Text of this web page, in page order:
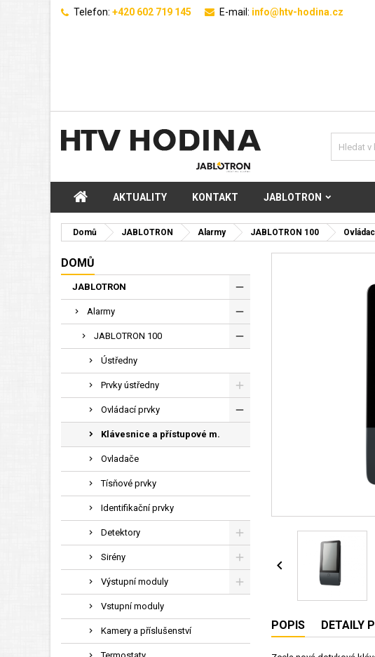
Telefon: +420 602 719 145 E-mail: info@htv-hodina.cz
AKTUALITY KONTAKT JABLOTRON
Domů JABLOTRON Alarmy JABLOTRON 100
DOMŮ
JABLOTRON
Alarmy
JABLOTRON 100
Ústředny
Prvky ústředny
Ovládací prvky
Klávesnice a přístupové m.
Ovladače
Tísňové prvky
Identifikační prvky
Detektory
Sirény
Výstupní moduly
Vstupní moduly
Kamery a příslušenství

POPIS DETAILY